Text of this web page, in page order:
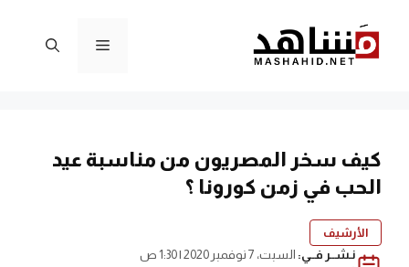
المحتوى
القائمة
كيف سخر المصريون من مناسبة عيد
الحب في زمن كورونا ؟
الأرشيف
نـشــر فــي: السبت، 7 نوفمبر 2020 | 1:30 ص